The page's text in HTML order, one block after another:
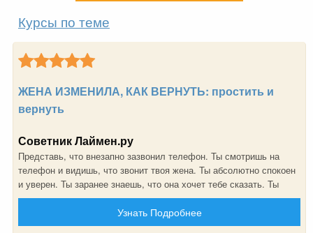
Курсы по теме
ЖЕНА ИЗМЕНИЛА, КАК ВЕРНУТЬ: простить и
вернуть
Советник Лаймен.ру
Представь, что внезапно зазвонил телефон. Ты смотришь на
телефон и видишь, что звонит твоя жена. Ты абсолютно спокоен
и уверен. Ты заранее знаешь, что она хочет тебе сказать. Ты
знаешь, что она хочет вернуться к тебе. Она признала свою
ошибку и сожалеет о случившемся. Ты уже простил её. Ты рад,
что она снова хочет быть с тобой. И это не шутка, ты реально
Узнать Подробнее